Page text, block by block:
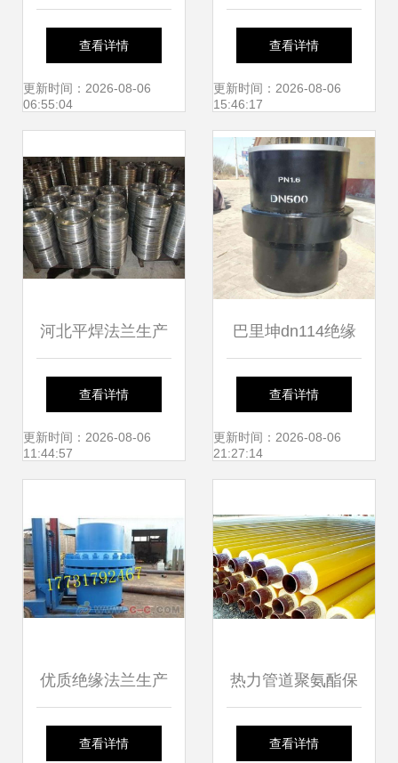
管道安全与环保的
双重保障
查看详情
更新时间：2026-08-06
06:55:04
规格、供应厂家及
壁厚详解
查看详情
更新时间：2026-08-06
15:46:17
河北平焊法兰生产
厂家 深入解析绝缘
法兰的关键作用与
查看详情
更新时间：2026-08-06
11:44:57
巴里坤dn114绝缘
法兰供应 守护管道
安全的关键组件
查看详情
更新时间：2026-08-06
21:27:14
优质绝缘法兰生产
工艺详解
查看详情
热力管道聚氨酯保
温钢管与绝缘法兰
查看详情